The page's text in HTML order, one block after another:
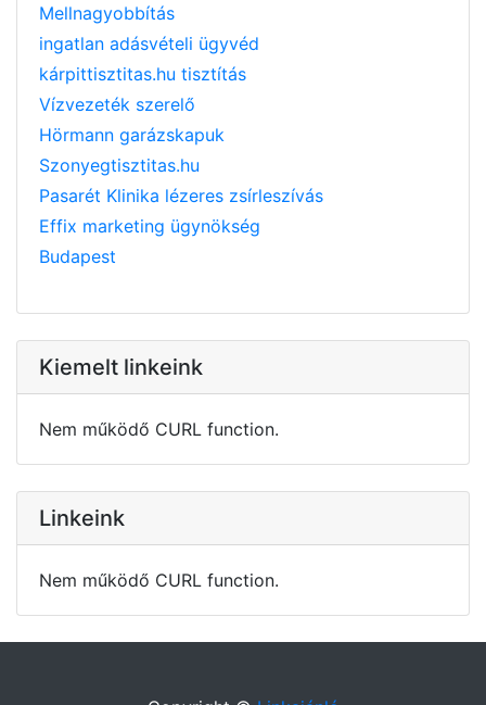
Mellnagyobbítás
ingatlan adásvételi ügyvéd
kárpittisztitas.hu tisztítás
Vízvezeték szerelő
Hörmann garázskapuk
Szonyegtisztitas.hu
Pasarét Klinika lézeres zsírleszívás
Effix marketing ügynökség
Budapest
Kiemelt linkeink
Nem működő CURL function.
Linkeink
Nem működő CURL function.